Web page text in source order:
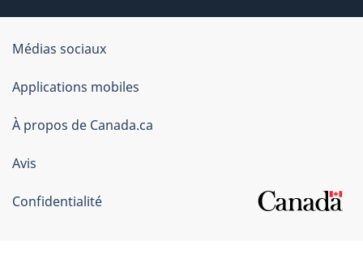
Organisation
du
gouvernement
du
Canada
Médias sociaux
Applications mobiles
À propos de Canada.ca
Avis
Confidentialité